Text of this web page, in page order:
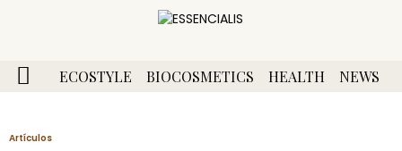
ECOSTYLE BIOCOSMETICS HEALTH NEWS
Artículos